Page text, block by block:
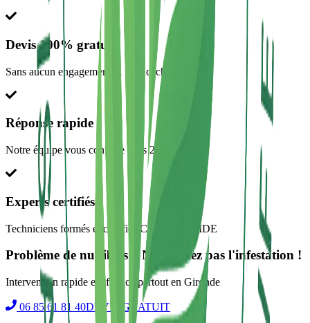
Devis 100% gratuit
Sans aucun engagement ni frais cachés
Réponse rapide
Notre équipe vous contacte sous 2h maximum
Experts certifiés
Techniciens formés et certifiés CERTIBIOCIDE
Problème de nuisibles ? N'attendez pas l'infestation !
Intervention rapide et efficace partout en Gironde
06 85 61 81 40DEVIS GRATUIT